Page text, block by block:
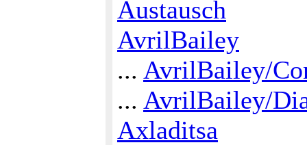
Austausch
AvrilBailey
... AvrilBailey/
... AvrilBailey/
Axladitsa